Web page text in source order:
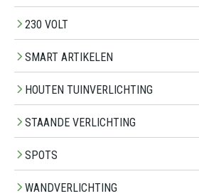
230 VOLT
SMART ARTIKELEN
HOUTEN TUINVERLICHTING
STAANDE VERLICHTING
SPOTS
WANDVERLICHTING